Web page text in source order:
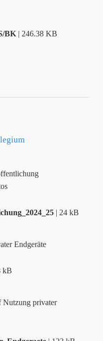
BK | 246.38 KB
| 24 kB
Endgeräte
kB
Nutzung privater